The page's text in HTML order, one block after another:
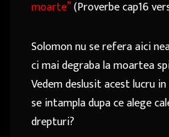
moarte”(Proverbe cap16
Solomon nu se refera aici
ci mai degraba la moartea
Vedem deslusit acest lucru
se intampla dupa ce alege
drepturi?